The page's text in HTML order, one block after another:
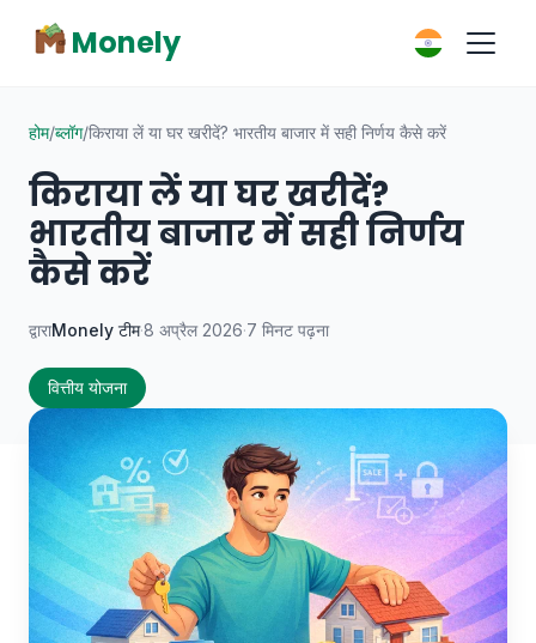
Monely
होम/ब्लॉग/किराया लें या घर खरीदें? भारतीय बाजार में सही निर्णय कैसे करें
किराया लें या घर खरीदें?
भारतीय बाजार में सही निर्णय
कैसे करें
द्वाराMonely टीम·8 अप्रैल 2026·7 मिनट पढ़ना
वित्तीय योजना